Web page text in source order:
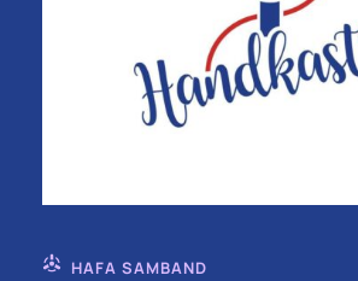
HAFA SAMBAND